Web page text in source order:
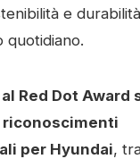
e
quotidiano.
Red Dot Award
per Hyundai,